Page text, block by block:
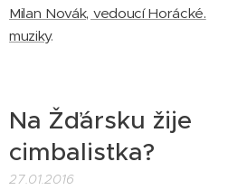
Milan Novák, vedoucí Horácké.
muziky.
Na Žďársku žije
cimbalistka?
27.01.2016